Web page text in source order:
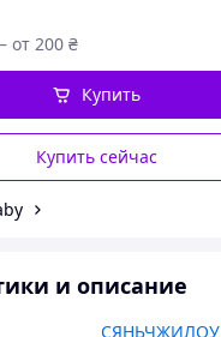
от 200 ₴
Купить сейчас
Купить
и описание
СЯНЬЧЖИЛОУ